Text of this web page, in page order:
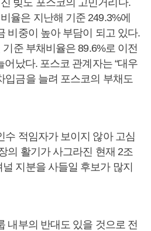
빚도 포스코의 고민거리다.
율은 지난해 기준 249.3%에
비중이 높아 부담이 되고 있다.
준 부채비율은 89.6%로 이전
났다. 포스코 관계자는 “대우
입금을 늘려 포스코의 부채도
수 적임자가 보이지 않아 고심
의 활기가 사그라진 현재 2조
지분을 사들일 후보가 많지
내부의 반대도 있을 것으로 전